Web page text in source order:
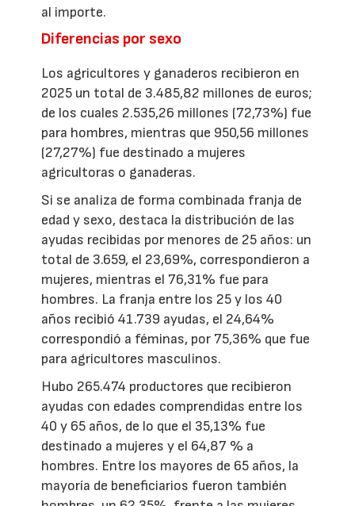
al importe.
Diferencias por sexo
Los agricultores y ganaderos recibieron en
2025 un total de 3.485,82 millones de euros;
de los cuales 2.535,26 millones (72,73%) fue
para hombres, mientras que 950,56 millones
(27,27%) fue destinado a mujeres
agricultoras o ganaderas.
Si se analiza de forma combinada franja de
edad y sexo, destaca la distribución de las
ayudas recibidas por menores de 25 años: un
total de 3.659, el 23,69%, correspondieron a
mujeres, mientras el 76,31% fue para
hombres. La franja entre los 25 y los 40
años recibió 41.739 ayudas, el 24,64%
correspondió a féminas, por 75,36% que fue
para agricultores masculinos.
Hubo 265.474 productores que recibieron
ayudas con edades comprendidas entre los
40 y 65 años, de lo que el 35,13% fue
destinado a mujeres y el 64,87 % a
hombres. Entre los mayores de 65 años, la
mayoría de beneficiarios fueron también